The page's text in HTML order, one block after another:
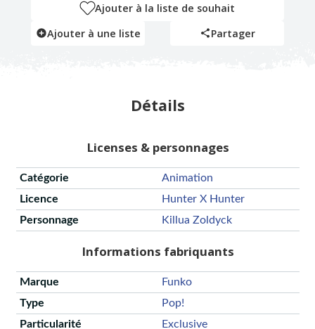
Ajouter à la liste de souhait
Ajouter à une liste
Partager
Détails
Licenses & personnages
Catégorie
Animation
Licence
Hunter X Hunter
Personnage
Killua Zoldyck
Informations fabriquants
Marque
Funko
Type
Pop!
Particularité
Exclusive